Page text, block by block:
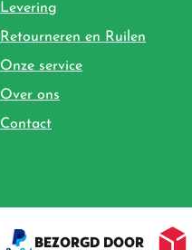
Levering
Retourneren en Ruilen
Onze service
Over ons
Contact
BEZORGD DOOR